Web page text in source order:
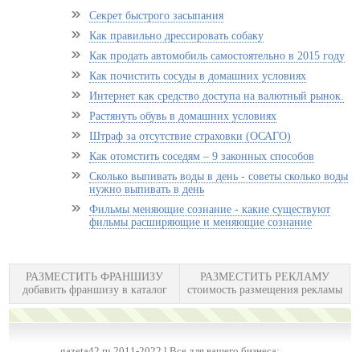
Секрет быстрого засыпания
Как правильно дрессировать собаку
Как продать автомобиль самостоятельно в 2015 году
Как почистить сосуды в домашних условиях
Интернет как средство доступа на валютный рынок.
Растянуть обувь в домашних условиях
Штраф за отсутствие страховки (ОСАГО)
Как отомстить соседям – 9 законных способов
Сколько выпивать воды в день - советы сколько воды
нужно выпивать в день
Фильмы меняющие сознание - какие существуют
фильмы расширяющие и меняющие сознание
РАЗМЕСТИТЬ ФРАНШИЗУ
добавить франшизу в каталог
РАЗМЕСТИТЬ РЕКЛАМУ
стоимость размещения рекламы